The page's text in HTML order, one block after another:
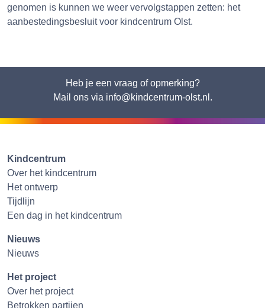
genomen is kunnen we weer vervolgstappen zetten: het
aanbestedingsbesluit voor kindcentrum Olst.
Heb je een vraag of opmerking?
Mail ons via info@kindcentrum-olst.nl.
Kindcentrum
Over het kindcentrum
Het ontwerp
Tijdlijn
Een dag in het kindcentrum
Nieuws
Nieuws
Het project
Over het project
Betrokken partijen